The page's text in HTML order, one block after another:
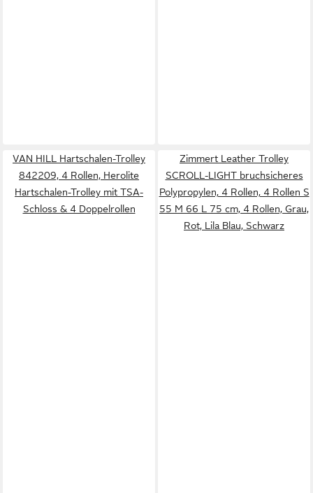
VAN HILL Hartschalen-Trolley
842209, 4 Rollen, Herolite
Hartschalen-Trolley mit TSA-
Schloss & 4 Doppelrollen
Zimmert Leather Trolley
SCROLL-LIGHT bruchsicheres
Polypropylen, 4 Rollen, 4 Rollen S
55 M 66 L 75 cm, 4 Rollen, Grau,
Rot, Lila Blau, Schwarz